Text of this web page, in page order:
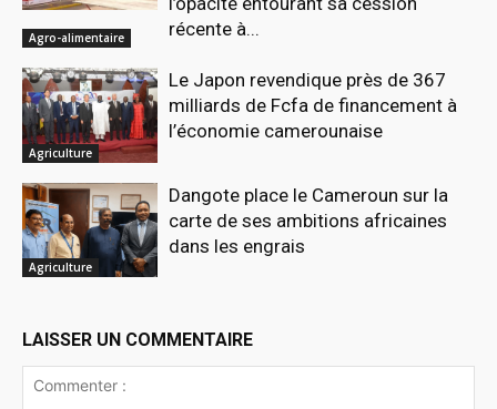
Agro-alimentaire
récente à...
Agriculture
Le Japon revendique près de 367
milliards de Fcfa de financement à
l’économie camerounaise
Agriculture
Dangote place le Cameroun sur la
carte de ses ambitions africaines
dans les engrais
LAISSER UN COMMENTAIRE